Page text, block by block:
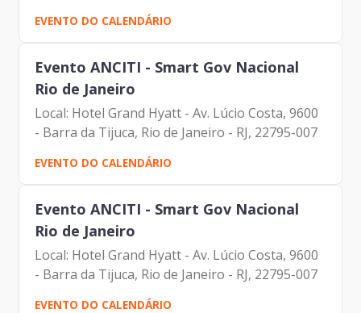
EVENTO DO CALENDÁRIO
Evento ANCITI - Smart Gov Nacional
Rio de Janeiro
Local: Hotel Grand Hyatt - Av. Lúcio Costa, 9600
- Barra da Tijuca, Rio de Janeiro - RJ, 22795-007
EVENTO DO CALENDÁRIO
Evento ANCITI - Smart Gov Nacional
Rio de Janeiro
Local: Hotel Grand Hyatt - Av. Lúcio Costa, 9600
- Barra da Tijuca, Rio de Janeiro - RJ, 22795-007
EVENTO DO CALENDÁRIO